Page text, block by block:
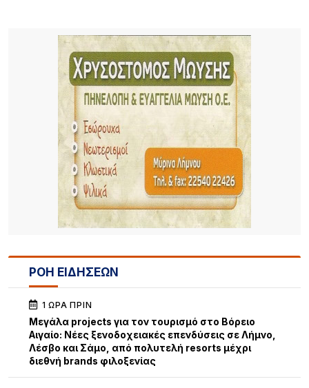
ΡΟΗ ΕΙΔΗΣΕΩΝ
1 ΏΡΑ ΠΡΙΝ
Μεγάλα projects για τον τουρισμό στο Βόρειο
Αιγαίο: Νέες ξενοδοχειακές επενδύσεις σε Λήμνο,
Λέσβο και Σάμο, από πολυτελή resorts μέχρι
διεθνή brands φιλοξενίας